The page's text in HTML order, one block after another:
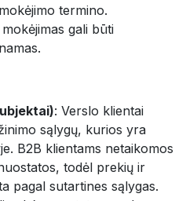
termino.
gali būti
: Verslo klientai
sąlygų, kurios yra
B2B klientams netaikomos
todėl prekių ir
pagal sutartines sąlygas.